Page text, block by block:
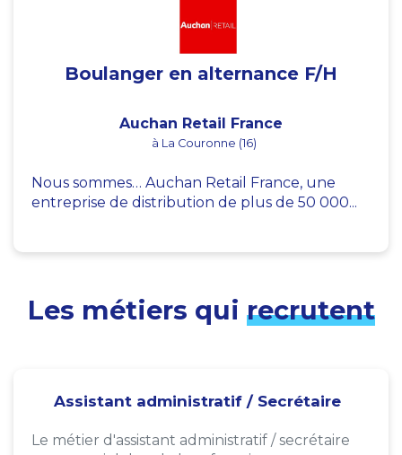
Boulanger en alternance F/H
Auchan Retail France
à La Couronne (16)
Nous sommes… Auchan Retail France, une
entreprise de distribution de plus de 50 000...
Les métiers qui recrutent
Assistant administratif / Secrétaire
Le métier d'assistant administratif / secrétaire